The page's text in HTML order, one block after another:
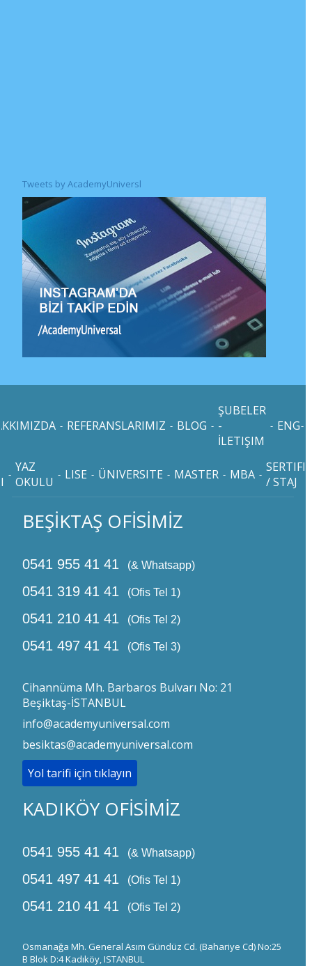
Tweets by AcademyUniversl
- REFERANSLARIMIZ - BLOG -
ŞUBELER
-
İLETIŞIM
- ENG-
- YAZ
OKULU - LISE - ÜNIVERSITE - MASTER - MBA - / STAJ
BEŞİKTAŞ OFİSİMİZ
0541 955 41 41 (& Whatsapp)
0541 319 41 41 (Ofis Tel 1)
0541 210 41 41 (Ofis Tel 2)
0541 497 41 41 (Ofis Tel 3)
Cihannüma Mh. Barbaros Bulvarı No: 21
Beşiktaş-İSTANBUL
info@academyuniversal.com
besiktas@academyuniversal.com
Yol tarifi için tıklayın
KADIKÖY OFİSİMİZ
0541 955 41 41 (& Whatsapp)
0541 497 41 41 (Ofis Tel 1)
0541 210 41 41 (Ofis Tel 2)
Osmanağa Mh. General Asım Gündüz Cd. (Bahariye Cd) No:25
B Blok D:4 Kadıköy, ISTANBUL